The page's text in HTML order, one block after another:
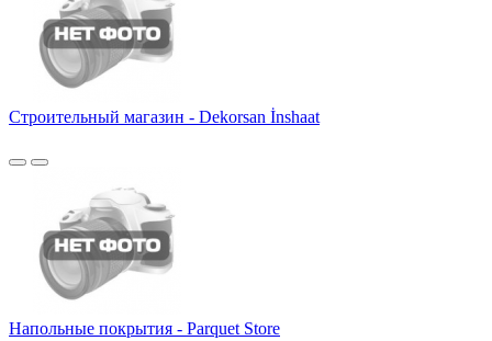
Строительный магазин - Dekorsan İnshaat
Напольные покрытия - Parquet Store